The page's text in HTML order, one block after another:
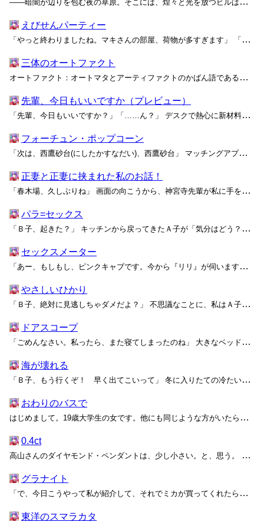
えびせんパーティー
「やっと終わりましたね。マキさんの部屋、荷物が多すぎます」 「ふふ、ごめんね。でも、手伝ってくれてありがとう」 昼前までにすっかり荷物を運び出した私たちは、引っ越しの大きなトラックの音が聞こえなくなるまで、なんとなく外階段の踊り場から空を見上げていました。少しずつ冬が追い出さ...
三体のオートファクト
オートファクト：オートマタとアーティファクトのかばん語である。人形が十分な意思能力を持った時代に「ドール」と呼ぶのが差別的とされたために作られたことば。 「あの、ご主人様。どうして私を選んだんですか？」「どうして……って？」「ですから！」 フローリングに正座したまま購入者を睨...
先輩、今日もいいですか（プレビュー）
「先輩、今日もいいですか？」「……ん？」 デスクで熱心に新材料の特性分析シートを仕上げている先輩に後ろから声を掛けると、肩の上くらいで短く切られたぼさぼさの銀髪がぱさりと揺れた。じっと作業を続けていた身体にまとわりついた空気が広がるように、最近買ったらしいローズの香水がふわりと...
フォーチュン・ポップコーン
「次は、西鷹砂台(にしたかすなだい)、西鷹砂台」 マッチングアプリで出会った女が待ち合わせ場所に指定した駅――保世(ほぜ)線の終着駅がおよそ二キロ四方の廃墟に続いているのを思い出したとき、私はやっと自分が騙されていたことに気付いた。久しぶりに好きな顔の女に会える！と舞い上がって...
正妻と正妻に挟まれた私のお話！
「春木場、久しぶりね」 画面の向こうから、神宮寺先輩が私に手を振る。凛とした顔立ちに、ぱっと柔らかい笑顔が浮かんだ。あの頃、放課後のおしゃべりの合間に見せていた、本当に楽しそうなときの表情だ。私を貫いてどこか遠くを見据えるような綺麗な瞳は、今でも変わらず綺麗なままそこにあった。...
パラ=セックス
「Ｂ子、起きた？」 キッチンから戻ってきたＡ子が「気分はどう？」と言って、テーブルの上にトレイを置いた。 「ちょっと、あつい……かも」 すん、と鼻を鳴らすと、数カ月の
セックスメーター
「あー、もしもし、ピンクキャブです。今から『リリ』が伺いますんで、準備お願いします」 床やテーブルのあちらこちらに転がった空き缶を片付ける土曜の昼下がり。やっとのことで掃除を終えた私に、電話口で輸送係の若い男の声がそう告げた。 ベッド、オッケー。ソファ、オッケー。都心の狭いマ...
やさしいひかり
「Ｂ子、絶対に見逃しちゃダメだよ？」 不思議なことに、私はＡ子の言葉に操られるようにその瞬間をじっと待っていた。数分離れた隙に台無しになってしまったらどうしようと、ほんの十歩先にあるトイレに行くのを我慢してしまうほどに。 こたつの上に、Ａ子からもらったプレゼントが置かれている...
ドアスコープ
「ごめんなさい。私ったら、また寝てしまったのね」 大きなベッドで目を覚ましたユミが、ソファに腰掛けてそわそわと待つ私に気付いて声をかける。 眠っているユミを見ていたら、きっと彼女を求めて泣きじゃくってしまうだろうから、私は彼女に背を向けて待っているしかなかった。ラブホテルのつ...
海が壊れる
「Ｂ子、もう行くぞ！ 早く出てこいって」 冬に入りたての冷たい夕暮れの中で、イライラしたＡ子の声と共に乱暴にドアノブを回す音が響く。浮いたレバーがあちこちにぶつかって、不快な金属音がＢ子の部屋を満たした。とはいえ、都心の繁華街から徒歩数分の狭苦しいマンションには、これくらいの騒...
おわりのバスで
はじめまして。19歳大学生の女です。他にも同じような方がいたらお話を聞きたいと思ったので、投稿させていただきます。 先日、GOTOトラベルで東京に行く機会がありました。このご時世でバイトもしにくくてお金がなかったので、移動は往復どちらも夜行バスにしました（私自身は関西の方に住ん...
0.4ct
高山さんのダイヤモンド・ペンダントは、少し小さい。と、思う。 「それ、素敵ですね」 でも、わざわざそんなことは言わない。 高山さんは同じサークルの先輩で、みんなの人気者。おっとりとした性格とふわふわの笑顔で、男子の会員はもちろん、女子にだって好かれている。ボブカットのふわり...
グラナイト
「で、今日こうやって私が紹介して、それでミカが買ってくれたら私に十パーセントの配当があるから――」 セントラルラインに乗ってわざわざ二時間かけてやってきた喫茶店で、私はなぜかマルチ商法の勧誘を受けていた。十パーセントの配当がもらえるから、何人に売れば回収できて、半年もすれば何百...
東洋のスマラカタ